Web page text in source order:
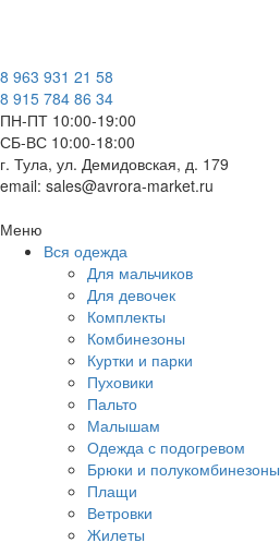
8 963 931 21 58
8 915 784 86 34
ПН-ПТ 10:00-19:00
СБ-ВС 10:00-18:00
г. Тула, ул. Демидовская, д. 179
email: sales@avrora-market.ru
Меню
Вся одежда
Для мальчиков
Для девочек
Комплекты
Комбинезоны
Куртки и парки
Пуховики
Пальто
Малышам
Одежда с подогревом
Брюки и полукомбинезоны
Плащи
Ветровки
Жилеты